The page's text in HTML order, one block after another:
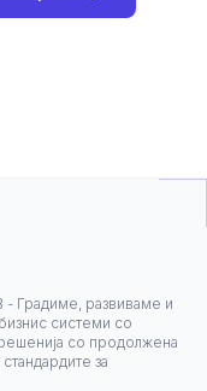
- Градиме, развиваме и
системи со
со продолжена
за